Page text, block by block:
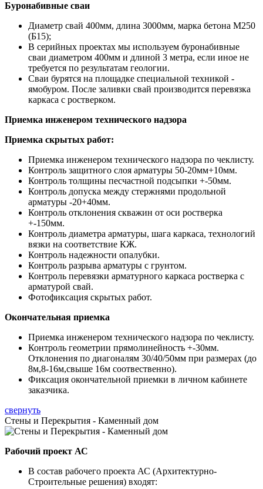
Буронабивные сваи
Диаметр свай 400мм, длина 3000мм, марка бетона М250
(Б15);
В серийных проектах мы используем буронабивные
сваи диаметром 400мм и длиной 3 метра, если иное не
требуется по результатам геологии.
Сваи бурятся на площадке специальной техникой -
ямобуром. После заливки свай производится перевязка
каркаса с ростверком.
Приемка инженером технического надзора
Приемка скрытых работ:
Приемка инженером технического надзора по чеклисту.
Контроль защитного слоя арматуры 50-20мм+10мм.
Контроль толщины песчастной подсыпки +-50мм.
Контроль допуска между стержнями продольной
арматуры -20+40мм.
Контроль отклонения скважин от оси ростверка
+-150мм.
Контроль диаметра арматуры, шага каркаса, технологий
вязки на соответствие КЖ.
Контроль надежности опалубки.
Контроль разрыва арматуры с грунтом.
Контроль перевязки арматурного каркаса ростверка с
арматурой свай.
Фотофиксация скрытых работ.
Окончательная приемка
Приемка инженером технического надзора по чеклисту.
Контроль геометрии прямолинейность +-30мм.
Отклонения по диагоналям 30/40/50мм при размерах (до
8м,8-16м,свыше 16м соотвественно).
Фиксация окончательной приемки в личном кабинете
заказчика.
свернуть
Стены и Перекрытия - Каменный дом
Рабочий проект АС
В состав рабочего проекта АС (Архитектурно-
Строительные решения) входят: